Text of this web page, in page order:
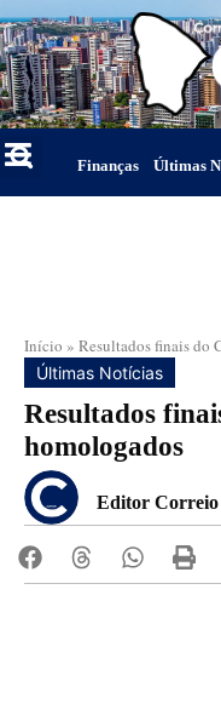
Finanças Últimas
Início » Resultados finais do
Últimas Notícias
Resultados
homologados
Editor Correio